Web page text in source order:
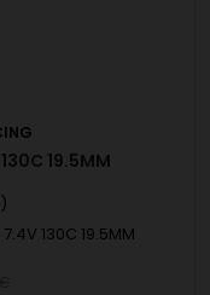
19.5MM
7.4V 130C 19.5MM